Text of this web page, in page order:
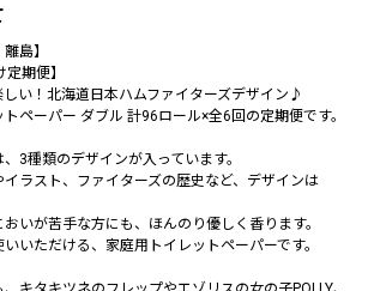
島】
期便】
しい！北海道日本ハムファイターズデザイン♪
ペーパー ダブル 計96ロール×全6回の定期便です。
3種類のデザインが入っています。
ラスト、ファイターズの歴史など、デザインは
いが苦手な方にも、ほんのり優しく香ります。
いただける、家庭用トイレットペーパーです。